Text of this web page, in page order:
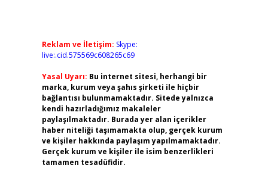
Reklam ve İletişim: Skype:
live:.cid.575569c608265c69
Yasal Uyarı: Bu internet sitesi, herhangi bir
marka, kurum veya şahıs şirketi ile hiçbir
bağlantısı bulunmamaktadır. Sitede yalnızca
kendi hazırladığımız makaleler
paylaşılmaktadır. Burada yer alan içerikler
haber niteliği taşımamakta olup, gerçek kurum
ve kişiler hakkında paylaşım yapılmamaktadır.
Gerçek kurum ve kişiler ile isim benzerlikleri
tamamen tesadüfidir.